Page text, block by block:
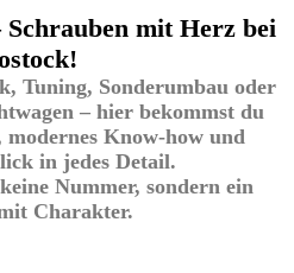
mit Herz bei
Tuning, Sonderumbau oder
– hier bekommst du
Know-how und
in jedes Detail.
Nummer, sondern ein
Charakter.